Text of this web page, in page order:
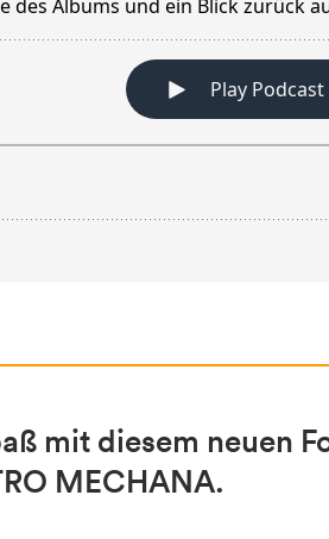
mit diesem neuen
MECHANA.